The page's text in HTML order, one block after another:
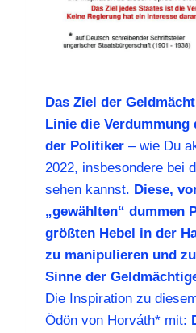
Das Ziel der
Linie die Verdummung
der Politiker – wie Du
2022, insbesondere bei
sehen kannst. Diese,
„gewählten“ dummen
größten Hebel in der
zu manipulieren und
Sinne der
Die Inspiration zu
Ödön von Horváth* mit: